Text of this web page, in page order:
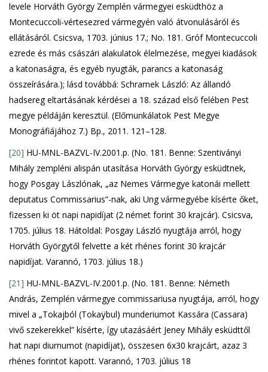
levele Horváth György Zemplén vármegyei esküdthöz a
Montecuccoli-vértesezred vármegyén való átvonulásáról és
ellátásáról. Csicsva, 1703. június 17.; No. 181. Gróf Montecuccoli
ezrede és más császári alakulatok élelmezése, megyei kiadások
a katonaságra, és egyéb nyugták, parancs a katonaság
összeírására.); lásd továbbá: Schramek László: Az állandó
hadsereg eltartásának kérdései a 18. század első felében Pest
megye példáján keresztül. (Előmunkálatok Pest Megye
Monográfiájához 7.) Bp., 2011. 121–128.
[20] HU-MNL-BAZVL-IV.2001.p. (No. 181. Benne: Szentiványi
Mihály zempléni alispán utasítása Horváth György esküdtnek,
hogy Posgay Lászlónak, „az Nemes Vármegye katonái mellett
deputatus Commissarius”-nak, aki Ung vármegyébe kísérte őket,
fizessen ki öt napi napidíjat (2 német forint 30 krajcár). Csicsva,
1705. július 18. Hátoldal: Posgay László nyugtája arról, hogy
Horváth Györgytől felvette a két rhénes forint 30 krajcár
napidíjat. Varannó, 1703. július 18.)
[21] HU-MNL-BAZVL-IV.2001.p. (No. 181. Benne: Németh
András, Zemplén vármegye commissariusa nyugtája, arról, hogy
mivel a „Tokajból (Tokaÿbul) munderiumot Kassára (Cassara)
vivő szekerekkel” kísérte, így utazásáért Jeney Mihály esküdttől
hat napi diurnumot (napidíjat), összesen 6x30 krajcárt, azaz 3
rhénes forintot kapott. Varannó, 1703. július 18